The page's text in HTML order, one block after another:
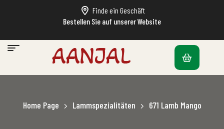
Finde ein Geschäft
Bestellen Sie auf unserer Website
Home Page Lammspezialitäten 671 Lamb Mango